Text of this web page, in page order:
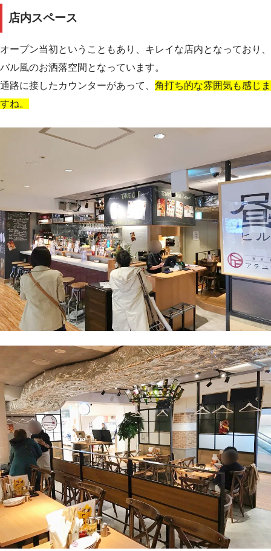
店内スペース
オープン当初ということもあり、キレイな店内となっており、
バル風のお洒落空間となっています。
通路に接したカウンターがあって、 角打ち的な雰囲気も感じま
すね。